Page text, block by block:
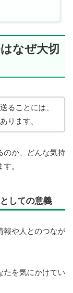
なぜ大切
ることには、
ります。
のか、どんな気持
。
しての意義
報や人とのつなが
たを気にかけてい